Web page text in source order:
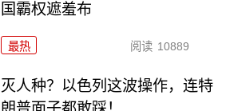
国霸权遮羞布
最热 阅读 10889
灭人种？以色列这波操作，连特